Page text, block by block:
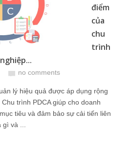
điểm
của
chu
trình
no comments
lý hiệu quả được áp dụng rộng
trình PDCA giúp cho doanh
tiêu và đảm bảo sự cải tiến liên
và ...